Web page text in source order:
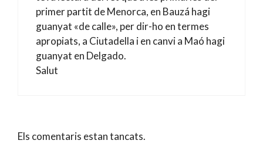
primer partit de Menorca, en Bauzá hagi
guanyat «de calle», per dir-ho en termes
apropiats, a Ciutadella i en canvi a Maó hagi
guanyat en Delgado.
Salut
Els comentaris estan tancats.